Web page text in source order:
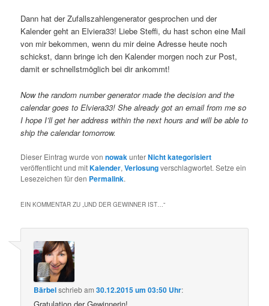
Dann hat der Zufallszahlengenerator gesprochen und der
Kalender geht an Elviera33! Liebe Steffi, du hast schon eine Mail
von mir bekommen, wenn du mir deine Adresse heute noch
schickst, dann bringe ich den Kalender morgen noch zur Post,
damit er schnellstmöglich bei dir ankommt!
Now the random number generator made the decision and the
calendar goes to Elviera33! She already got an email from me so
I hope I’ll get her address within the next hours and will be able to
ship the calendar tomorrow.
Dieser Eintrag wurde vonnowakunterNicht kategorisiert
veröffentlicht und mitKalender,Verlosungverschlagwortet. Setze ein
Lesezeichen für den Permalink.
EIN KOMMENTAR ZU „UND DER GEWINNER IST…“
Bärbelschriebam30.12.2015 um 03:50 Uhr: